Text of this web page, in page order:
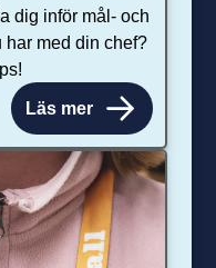
dig inför mål- och
med din chef?
Läs mer